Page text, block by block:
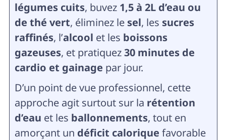
légumes cuits, buvez 1,5 à 2L d’eau ou
de thé vert, éliminez le sel, les sucres
raffinés, l’alcool et les boissons
gazeuses, et pratiquez30 minutes de
cardio et gainage par jour.
D’un point de vue professionnel, cette
approche agit surtout sur la rétention
d’eau et les ballonnements, tout en
amorçant un déficit calorique favorable